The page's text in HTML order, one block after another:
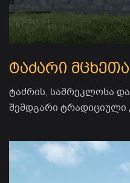
ტაძარი
ტაძრის, სამრეკლოსა
შემდგარი ტრადიციული